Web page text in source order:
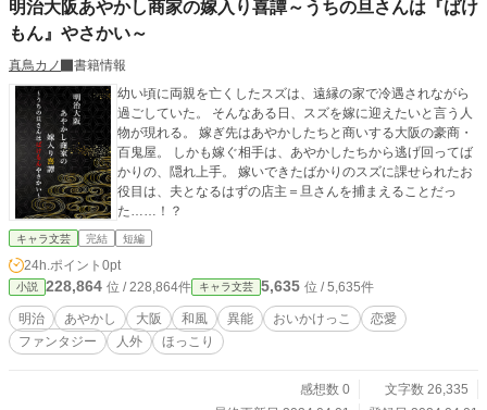
明治大阪あやかし商家の嫁入り喜譚～うちの旦さんは『ばけ
もん』やさかい～
真鳥カノ
書籍情報
幼い頃に両親を亡くしたスズは、遠縁の家で冷遇されながら
過ごしていた。 そんなある日、スズを嫁に迎えたいと言う人
物が現れる。 嫁ぎ先はあやかしたちと商いする大阪の豪商・
百鬼屋。 しかも嫁ぐ相手は、あやかしたちから逃げ回ってば
かりの、隠れ上手。 嫁いできたばかりのスズに課せられたお
役目は、夫となるはずの店主＝旦さんを捕まえることだっ
た……！？
キャラ文芸 完結 短編
24h.ポイント 0pt
小説 228,864 位 / 228,864件 キャラ文芸 5,635 位 / 5,635件
明治 あやかし 大阪 和風 異能 おいかけっこ
恋愛
ファンタジー
人外 ほっこり
感想数 0
文字数 26,335